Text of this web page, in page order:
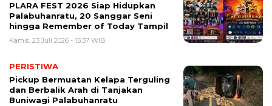
PLARA FEST 2026 Siap Hidupkan
Palabuhanratu, 20 Sanggar Seni
hingga Remember of Today Tampil
Kamis, 23 Juli 2026 - 15:37 WIB
PERISTIWA
Pickup Bermuatan Kelapa Terguling
dan Berbalik Arah di Tanjakan
Buniwagi Palabuhanratu